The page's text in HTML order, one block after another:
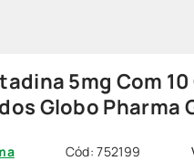
5mg Com
Globo Pharma
Cód:752199